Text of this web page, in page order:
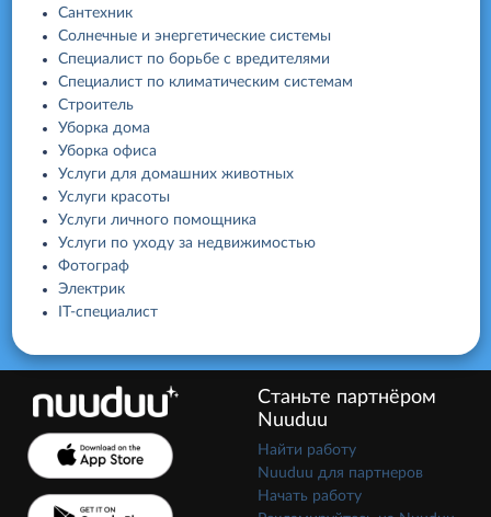
Сантехник
Солнечные и энергетические системы
Специалист по борьбе с вредителями
Специалист по климатическим системам
Строитель
Уборка дома
Уборка офиса
Услуги для домашних животных
Услуги красоты
Услуги личного помощника
Услуги по уходу за недвижимостью
Фотограф
Электрик
IT-специалист
Станьте партнёром
Nuuduu
Найти работу
Nuuduu для партнеров
Начать работу